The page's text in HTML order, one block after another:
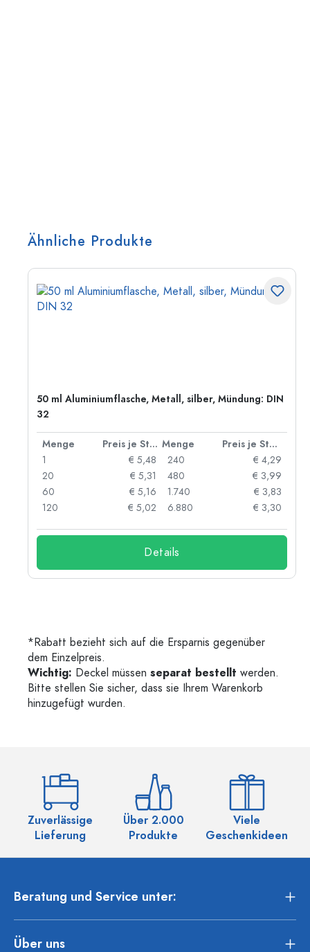
Ähnliche Produkte
50 ml Aluminiumflasche, Metall, silber, Mündung: DIN
32
Menge Preis je Stück Menge
Preis je Stück
1
€ 5,48
20
€ 5,31
60
€ 5,16
120
€ 5,02
240
€ 4,29
480
€ 3,99
1.740
€ 3,83
6.880
€ 3,30
Details
*Rabatt bezieht sich auf die Ersparnis gegenüber
dem Einzelpreis.
Wichtig: Deckel müssen separat bestellt werden.
Bitte stellen Sie sicher, dass sie Ihrem Warenkorb
hinzugefügt wurden.
Zuverlässige
Lieferung
Über 2.000
Produkte
Viele
Geschenkideen
Beratung und Service unter:
Über uns